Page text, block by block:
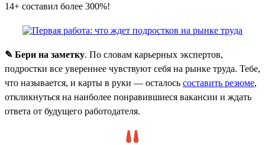
14+ составил более 300%!
✎ Бери на заметку. По словам карьерных экспертов,
подростки все увереннее чувствуют себя на рынке труда. Тебе,
что называется, и карты в руки — осталось составить резюме,
откликнуться на наиболее понравившиеся вакансии и ждать
ответа от будущего работодателя.